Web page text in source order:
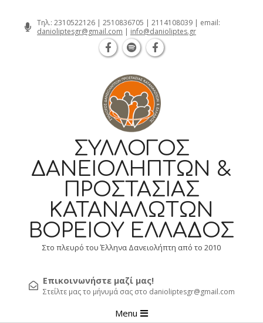
Τηλ.: 2310522126 | 2510836705 | 2114108039 | email:
danioliptesgr@gmail.com | info@danioliptes.gr
ΣΎΛΛΟΓΟΣ
ΔΑΝΕΙΟΛΗΠΤΏΝ &
ΠΡΟΣΤΑΣΊΑΣ
ΚΑΤΑΝΑΛΩΤΏΝ
ΒΟΡΕΊΟΥ ΕΛΛΆΔΟΣ
Στο πλευρό του Έλληνα Δανειολήπτη από το 2010
Επικοινωνήστε μαζί μας!
Στείλτε μας το μήνυμά σας στο danioliptesgr@gmail.com
Menu